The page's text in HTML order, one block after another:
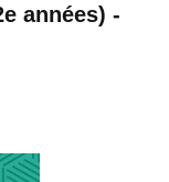
années) -